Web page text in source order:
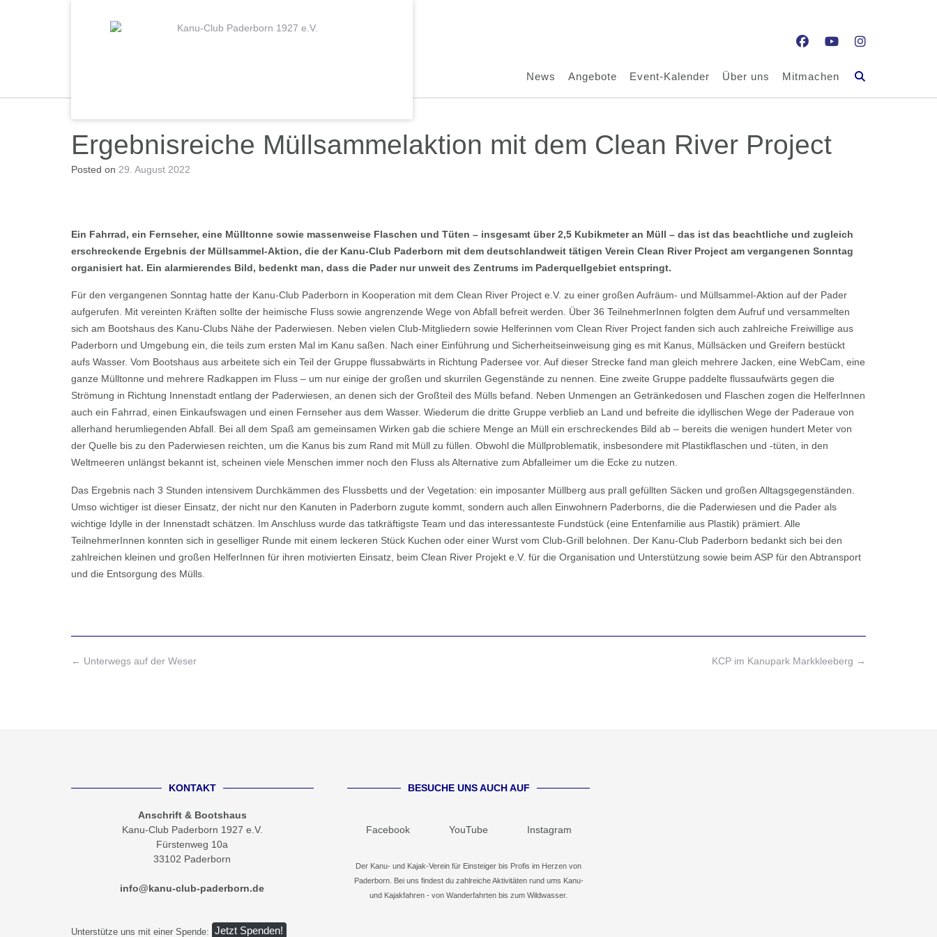
News Angebote Event-Kalender Über uns Mitmachen
Ergebnisreiche Müllsammelaktion mit dem Clean River Project
Posted on 29. August 2022
Ein Fahrrad, ein Fernseher, eine Mülltonne sowie massenweise Flaschen und Tüten – insgesamt über 2,5 Kubikmeter an Müll – das ist das beachtliche und zugleich
erschreckende Ergebnis der Müllsammel-Aktion, die der Kanu-Club Paderborn mit dem deutschlandweit tätigen Verein Clean River Project am vergangenen Sonntag
organisiert hat. Ein alarmierendes Bild, bedenkt man, dass die Pader nur unweit des Zentrums im Paderquellgebiet entspringt.
Für den vergangenen Sonntag hatte der Kanu-Club Paderborn in Kooperation mit dem Clean River Project e.V. zu einer großen Aufräum- und Müllsammel-Aktion auf der Pader
aufgerufen. Mit vereinten Kräften sollte der heimische Fluss sowie angrenzende Wege von Abfall befreit werden. Über 36 TeilnehmerInnen folgten dem Aufruf und versammelten
sich am Bootshaus des Kanu-Clubs Nähe der Paderwiesen. Neben vielen Club-Mitgliedern sowie Helferinnen vom Clean River Project fanden sich auch zahlreiche Freiwillige aus
Paderborn und Umgebung ein, die teils zum ersten Mal im Kanu saßen. Nach einer Einführung und Sicherheitseinweisung ging es mit Kanus, Müllsäcken und Greifern bestückt
aufs Wasser. Vom Bootshaus aus arbeitete sich ein Teil der Gruppe flussabwärts in Richtung Padersee vor. Auf dieser Strecke fand man gleich mehrere Jacken, eine WebCam, eine
ganze Mülltonne und mehrere Radkappen im Fluss – um nur einige der großen und skurrilen Gegenstände zu nennen. Eine zweite Gruppe paddelte flussaufwärts gegen die
Strömung in Richtung Innenstadt entlang der Paderwiesen, an denen sich der Großteil des Mülls befand. Neben Unmengen an Getränkedosen und Flaschen zogen die HelferInnen
auch ein Fahrrad, einen Einkaufswagen und einen Fernseher aus dem Wasser. Wiederum die dritte Gruppe verblieb an Land und befreite die idyllischen Wege der Paderaue von
allerhand herumliegenden Abfall. Bei all dem Spaß am gemeinsamen Wirken gab die schiere Menge an Müll ein erschreckendes Bild ab – bereits die wenigen hundert Meter von
der Quelle bis zu den Paderwiesen reichten, um die Kanus bis zum Rand mit Müll zu füllen. Obwohl die Müllproblematik, insbesondere mit Plastikflaschen und -tüten, in den
Weltmeeren unlängst bekannt ist, scheinen viele Menschen immer noch den Fluss als Alternative zum Abfalleimer um die Ecke zu nutzen.
Das Ergebnis nach 3 Stunden intensivem Durchkämmen des Flussbetts und der Vegetation: ein imposanter Müllberg aus prall gefüllten Säcken und großen Alltagsgegenständen.
Umso wichtiger ist dieser Einsatz, der nicht nur den Kanuten in Paderborn zugute kommt, sondern auch allen Einwohnern Paderborns, die die Paderwiesen und die Pader als
wichtige Idylle in der Innenstadt schätzen. Im Anschluss wurde das tatkräftigste Team und das interessanteste Fundstück (eine Entenfamilie aus Plastik) prämiert. Alle
TeilnehmerInnen konnten sich in geselliger Runde mit einem leckeren Stück Kuchen oder einer Wurst vom Club-Grill belohnen. Der Kanu-Club Paderborn bedankt sich bei den
zahlreichen kleinen und großen HelferInnen für ihren motivierten Einsatz, beim Clean River Projekt e.V. für die Organisation und Unterstützung sowie beim ASP für den Abtransport
und die Entsorgung des Mülls.
Post
KCP im Kanupark Markkleeberg →
← Unterwegs auf der Weser
KONTAKT
Anschrift & Bootshaus
Kanu-Club Paderborn 1927 e.V.
Fürstenweg 10a
33102 Paderborn
info@kanu-club-paderborn.de
Unterstütze uns mit einer Spende: Jetzt Spenden!
BESUCHE UNS AUCH AUF
Facebook YouTube Instagram
Der Kanu- und Kajak-Verein für Einsteiger bis Profis im Herzen von
Paderborn. Bei uns findest du zahlreiche Aktivitäten rund ums Kanu-
und Kajakfahren - von Wanderfahrten bis zum Wildwasser.